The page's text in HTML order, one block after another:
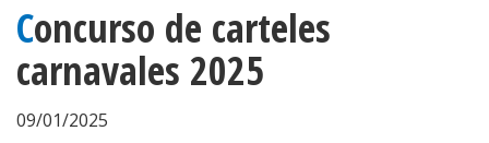
Concurso de carteles
carnavales 2025
09/01/2025